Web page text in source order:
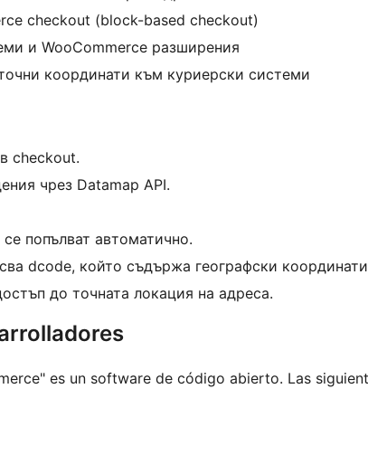
checkout (block-based checkout)
и WooCommerce разширения
координати към куриерски системи
checkout.
чрез Datamap API.
попълват автоматично.
dcode, който съдържа географски
до точната локация на адреса.
es un software de código abierto. Las